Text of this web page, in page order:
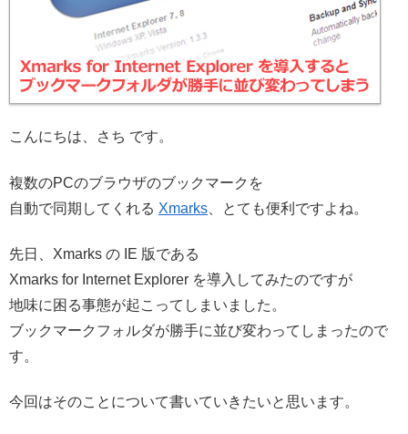
こんにちは、さち です。
複数のPCのブラウザのブックマークを
自動で同期してくれる Xmarks 、とても便利ですよね。
先日、Xmarks の IE 版である
Xmarks for Internet Explorer を導入してみたのですが
地味に困る事態が起こってしまいました。
ブックマークフォルダが勝手に並び変わってしまったので
す。
今回はそのことについて書いていきたいと思います。